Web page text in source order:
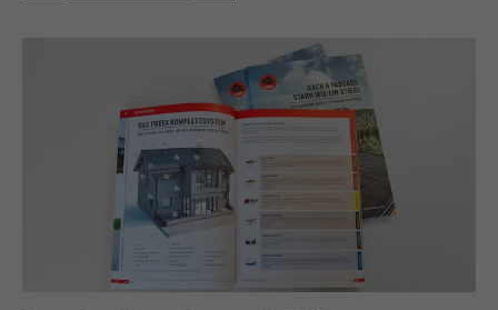
LinkedIn
EXPIRATION 1 an
Est utilisé pour garantir que le même
attribut SameSite est disponible pour
tous les cookies dans ce navigateur
_fbp